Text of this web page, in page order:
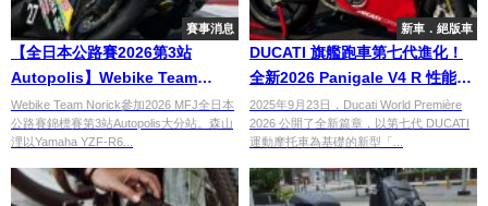
賽事消息
【全日本公路賽2026第3站
Autopolis】Webike Team
Norick森山浬ST600第13名完賽×
市川速人JP-SPORT National首
戰第6名
Webike Team Norick參加2026 MFJ全日本
公路賽錦標賽第3站Autopolis大分站。森山
浬以Yamaha YZF-R6...
新車．絕版車
DUCATI 旗艦跑車第七代進化！
全新2026 Panigale V4 R 性能、
空力全面進化
2025年9月23日，Ducati World Première
2026 公開了全新篇章，以第七代 DUCATI
運動摩托車為基礎的新型「...